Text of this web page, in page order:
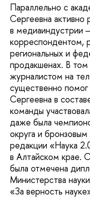
Параллельно с
Сергеевна активно
в медиаиндустрии
корреспондентом,
региональных и
продакшенах. В
журналистом на
существенно
Сергеевна в
команды
даже была
округа и
редакции «Наука
в Алтайском крае.
была отмечена
Министерства
«За верность